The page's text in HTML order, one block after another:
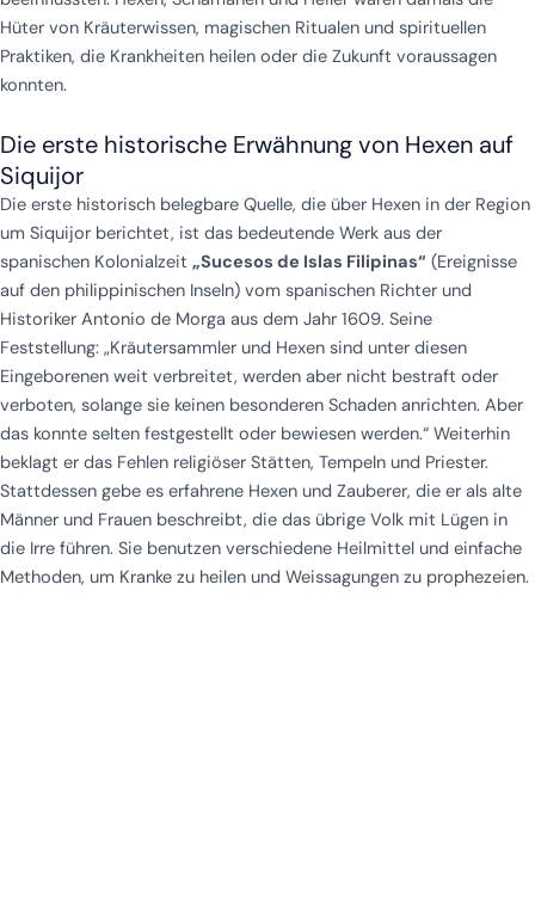
Hüter von Kräuterwissen, magischen Ritualen und spirituellen
Praktiken, die Krankheiten heilen oder die Zukunft voraussagen
konnten.
Die erste historische Erwähnung von Hexen auf
Siquijor
Die erste historisch belegbare Quelle, die über Hexen in der Region
um Siquijor berichtet, ist das bedeutende Werk aus der
spanischen Kolonialzeit „Sucesos de Islas Filipinas“ (Ereignisse
auf den philippinischen Inseln) vom spanischen Richter und
Historiker Antonio de Morga aus dem Jahr 1609. Seine
Feststellung: „Kräutersammler und Hexen sind unter diesen
Eingeborenen weit verbreitet, werden aber nicht bestraft oder
verboten, solange sie keinen besonderen Schaden anrichten. Aber
das konnte selten festgestellt oder bewiesen werden.“ Weiterhin
beklagt er das Fehlen religiöser Stätten, Tempeln und Priester.
Stattdessen gebe es erfahrene Hexen und Zauberer, die er als alte
Männer und Frauen beschreibt, die das übrige Volk mit Lügen in
die Irre führen. Sie benutzen verschiedene Heilmittel und einfache
Methoden, um Kranke zu heilen und Weissagungen zu prophezeien.